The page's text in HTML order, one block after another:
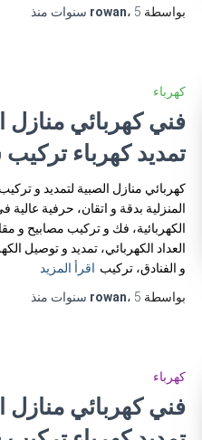
بواسطة
rowan، 5 سنوات منذ
كهرباء
تمديد كهرباء
كهربائي منازل الصبية لتمديد و
المنزلية بدقة و اتقان، حرفية عالية
الكهربائية، فك و تركيب مصابيح و
العداد الكهربائي، تمديد و توصيل
و الفنادق، تركيب اقرأ المزيد
بواسطة
rowan، 5 سنوات منذ
كهرباء